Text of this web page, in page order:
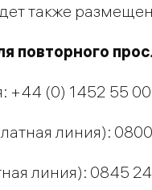
также
повторного
+44 (0) 1452 55
линия):
линия): 0845